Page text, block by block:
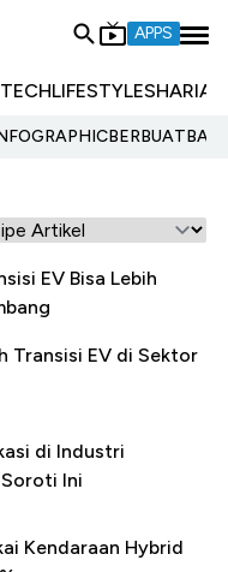
APPS
TECHLIFESTYLESHARIA
EV Bisa Lebih
Transisi EV di Sektor
di Industri
Ini
Kendaraan Hybrid